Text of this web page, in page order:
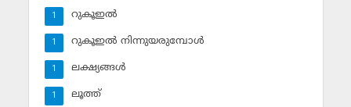
റുകൂഇല്‍
1
റുകൂഇല്‍ നിന്നുയരുമ്പോള്‍
1
ലക്ഷ്യങ്ങള്‍
1
ലൂത്ത്‌
1